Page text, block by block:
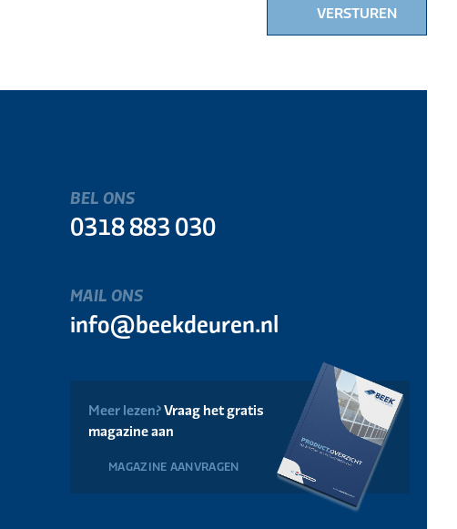
VERSTUREN
BEL ONS
0318 883 030
MAIL ONS
info@beekdeuren.nl
Meer lezen?Vraag het gratis
magazine aan
MAGAZINE AANVRAGEN